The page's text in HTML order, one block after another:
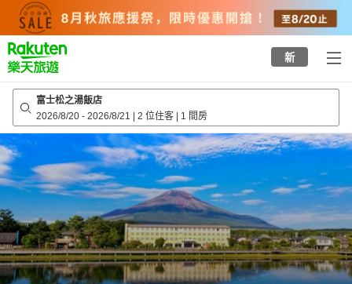
top
page
新
富士松之湯飯店
2026/8/20 - 2026/8/21 | 2 位住客 | 1 間房